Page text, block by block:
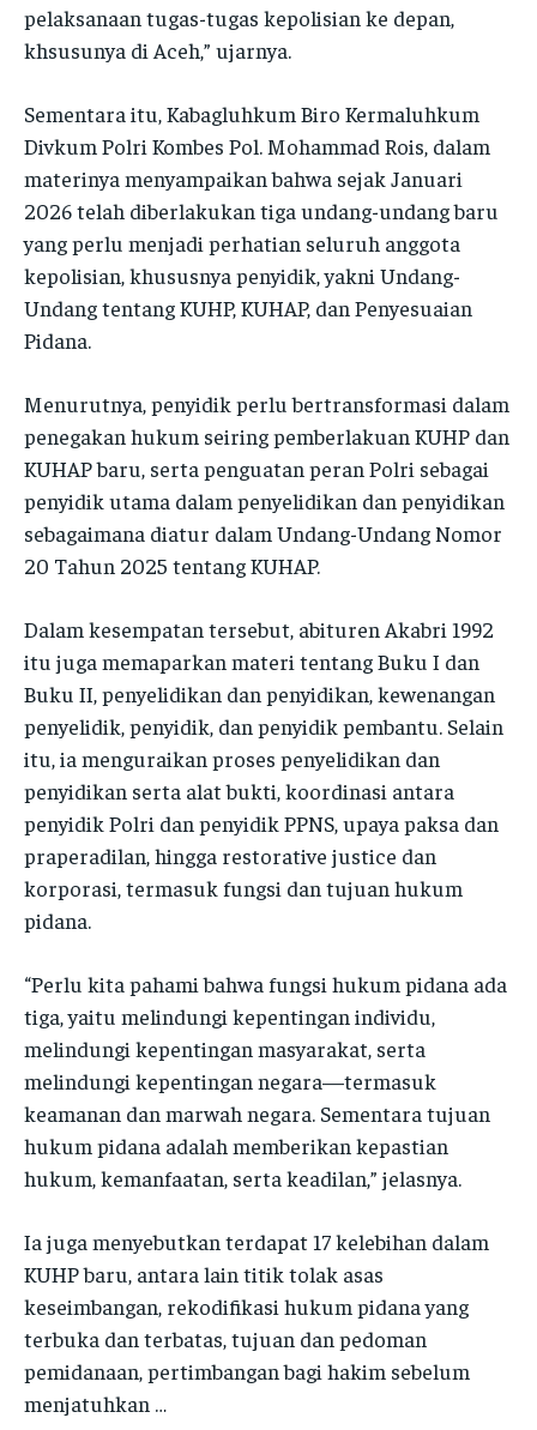
POLRES ACEH TAMIANG
POLRES KOTA LANGSA
POLRES KOTA LHOKSEUMAWE
POLRES KOTA SABANG
POLRES SIMEULUE
POLRES SUBULUSSALAM
POLRES BENER MERIAH
POLRES ACEH TAMIANG
POLRES KOTA LANGSA
POLRES KOTA LHOKSEUMAWE
POLRES KOTA SABANG
POLRES SIMEULUE
POLRES SUBULUSSALAM
POLRES BENER MERIAH
POLRES KOTA LANGSA
POLRES KOTA SABANG
POLRES SIMEULUE
POLRES SUBULUSSALAM
POLRES BENER MERIAH
POLRES KOTA LANGSA
POLRES KOTA SABANG
POLRES SIMEULUE
POLRES SUBULUSSALAM
POLRES BENER MERIAH
pelaksanaan tugas-tugas kepolisian ke depan,
khsusunya di Aceh,” ujarnya.
Sementara itu, Kabagluhkum Biro Kermaluhkum
Divkum Polri Kombes Pol. Mohammad Rois, dalam
materinya menyampaikan bahwa sejak Januari
2026 telah diberlakukan tiga undang-undang baru
yang perlu menjadi perhatian seluruh anggota
kepolisian, khususnya penyidik, yakni Undang-
Undang tentang KUHP, KUHAP, dan Penyesuaian
Pidana.
Menurutnya, penyidik perlu bertransformasi dalam
penegakan hukum seiring pemberlakuan KUHP dan
KUHAP baru, serta penguatan peran Polri sebagai
penyidik utama dalam penyelidikan dan penyidikan
sebagaimana diatur dalam Undang-Undang Nomor
20 Tahun 2025 tentang KUHAP.
Dalam kesempatan tersebut, abituren Akabri 1992
itu juga memaparkan materi tentang Buku I dan
Buku II, penyelidikan dan penyidikan, kewenangan
penyelidik, penyidik, dan penyidik pembantu. Selain
itu, ia menguraikan proses penyelidikan dan
penyidikan serta alat bukti, koordinasi antara
penyidik Polri dan penyidik PPNS, upaya paksa dan
praperadilan, hingga restorative justice dan
korporasi, termasuk fungsi dan tujuan hukum
pidana.
“Perlu kita pahami bahwa fungsi hukum pidana ada
tiga, yaitu melindungi kepentingan individu,
melindungi kepentingan masyarakat, serta
melindungi kepentingan negara—termasuk
keamanan dan marwah negara. Sementara tujuan
hukum pidana adalah memberikan kepastian
hukum, kemanfaatan, serta keadilan,” jelasnya.
Ia juga menyebutkan terdapat 17 kelebihan dalam
KUHP baru, antara lain titik tolak asas
keseimbangan, rekodifikasi hukum pidana yang
terbuka dan terbatas, tujuan dan pedoman
pemidanaan, pertimbangan bagi hakim sebelum
menjatuhkan …